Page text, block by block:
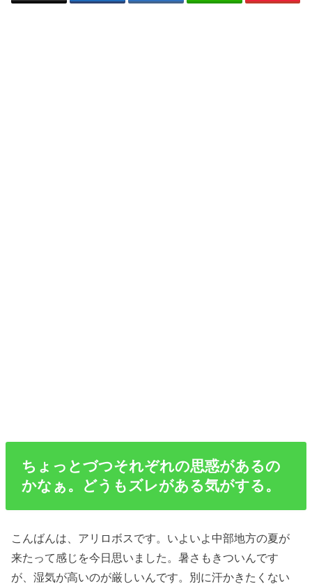
ちょっとづつそれぞれの思惑があるの
かなぁ。どうもズレがある気がする。
こんばんは、アリロボスです。いよいよ中部地方の夏が
来たって感じを今日思いました。暑さもきついんです
が、湿気が高いのが厳しいんです。別に汗かきたくない